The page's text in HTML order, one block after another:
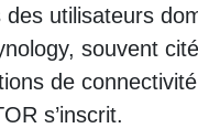
utilisateurs
souvent
de
s’inscrit.